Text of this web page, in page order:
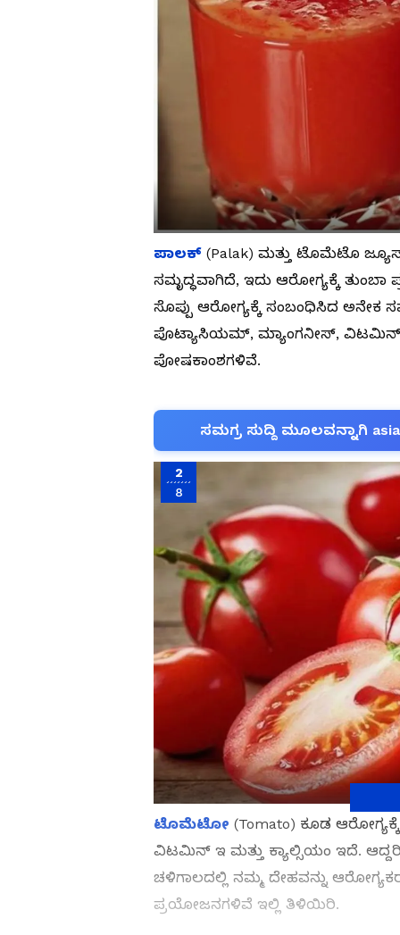
ಪಾಲಕ್ (Palak) ಮತ್ತು ಟೊಮೆಟೊ
ಸಮೃದ್ಧವಾಗಿದೆ, ಇದು ಆರೋಗ್ಯಕ್ಕೆ
ಸೊಪ್ಪು ಆರೋಗ್ಯಕ್ಕೆ ಸಂಬಂಧಿಸಿದ ಅನೇಕ
ಪೊಟ್ಯಾಸಿಯಮ್, ಮ್ಯಾಂಗನೀಸ್,
ಪೋಷಕಾಂಶಗಳಿವೆ.
ಸಮಗ್ರ ಸುದ್ದಿ ಮೂಲವನ್ನಾಗಿ
2
8
ಟೊಮೆಟೋ (Tomato) ಕೂಡ
ವಿಟಮಿನ್ ಇ ಮತ್ತು ಕ್ಯಾಲ್ಸಿಯಂ ಇದೆ.
ಚಳಿಗಾಲದಲ್ಲಿ ನಮ್ಮ ದೇಹವನ್ನು
ಪ್ರಯೋಜನಗಳಿವೆ ಇಲ್ಲಿ ತಿಳಿಯಿರಿ.